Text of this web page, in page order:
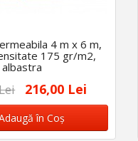
4 m x 6 m,
175 gr/m2,
albastra
216,00 Lei
în Coş